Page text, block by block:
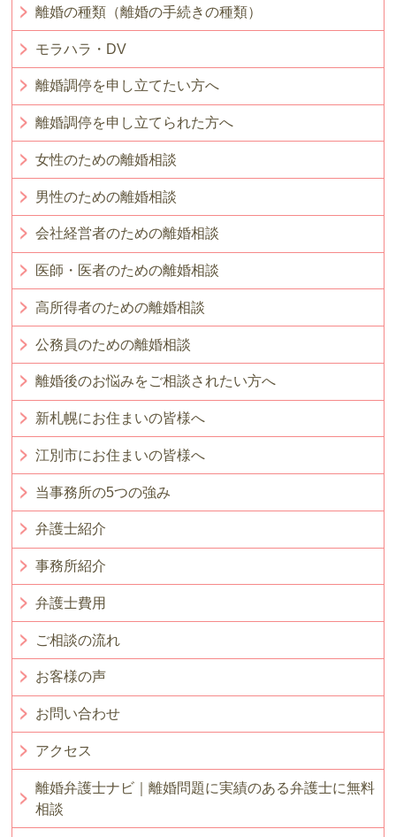
離婚の種類（離婚の手続きの種類）
モラハラ・DV
離婚調停を申し立てたい方へ
離婚調停を申し立てられた方へ
女性のための離婚相談
男性のための離婚相談
会社経営者のための離婚相談
医師・医者のための離婚相談
高所得者のための離婚相談
公務員のための離婚相談
離婚後のお悩みをご相談されたい方へ
新札幌にお住まいの皆様へ
江別市にお住まいの皆様へ
当事務所の5つの強み
弁護士紹介
事務所紹介
弁護士費用
ご相談の流れ
お客様の声
お問い合わせ
アクセス
離婚弁護士ナビ｜離婚問題に実績のある弁護士に無料
相談